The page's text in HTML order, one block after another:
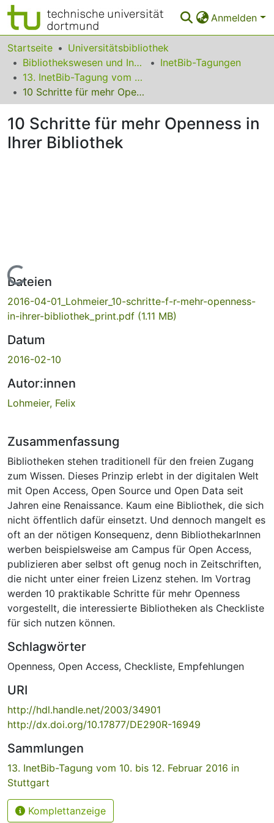
Anmelden
Bereiche & Sammlungen
Das gesamte Repositorium
Statistiken
FAQ
Leitlinien
Startseite
Universitätsbibliothek
Bibliothekswesen und Information
InetBib-Tagungen
13. InetBib-Tagung vom 10. bis 12. Februar 2016 in Stuttgart
10 Schritte für mehr Openness in Ihrer Bibliothek
10 Schritte für mehr Openness in
Ihrer Bibliothek
Lade...
Dateien
2016-04-01_Lohmeier_10-schritte-f-r-mehr-openness-
in-ihrer-bibliothek_print.pdf (1.11 MB)
Datum
2016-02-10
Autor:innen
Lohmeier, Felix
Zusammenfassung
Bibliotheken stehen traditionell für den freien Zugang
zum Wissen. Dieses Prinzip erlebt in der digitalen Welt
mit Open Access, Open Source und Open Data seit
Jahren eine Renaissance. Kaum eine Bibliothek, die sich
nicht öffentlich dafür einsetzt. Und dennoch mangelt es
oft an der nötigen Konsequenz, denn BibliothekarInnen
werben beispielsweise am Campus für Open Access,
publizieren aber selbst oft genug noch in Zeitschriften,
die nicht unter einer freien Lizenz stehen. Im Vortrag
werden 10 praktikable Schritte für mehr Openness
vorgestellt, die interessierte Bibliotheken als Checkliste
für sich nutzen können.
Schlagwörter
Openness, Open Access, Checkliste, Empfehlungen
URI
http://hdl.handle.net/2003/34901
http://dx.doi.org/10.17877/DE290R-16949
Sammlungen
13. InetBib-Tagung vom 10. bis 12. Februar 2016 in
Stuttgart
Komplettanzeige